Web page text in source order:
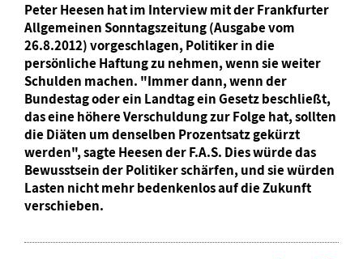
Peter Heesen hat im Interview mit der Frankfurter
Allgemeinen Sonntagszeitung (Ausgabe vom
26.8.2012) vorgeschlagen, Politiker in die
persönliche Haftung zu nehmen, wenn sie weiter
Schulden machen. "Immer dann, wenn der
Bundestag oder ein Landtag ein Gesetz beschließt,
das eine höhere Verschuldung zur Folge hat, sollten
die Diäten um denselben Prozentsatz gekürzt
werden", sagte Heesen der F.A.S. Dies würde das
Bewusstsein der Politiker schärfen, und sie würden
Lasten nicht mehr bedenkenlos auf die Zukunft
verschieben.